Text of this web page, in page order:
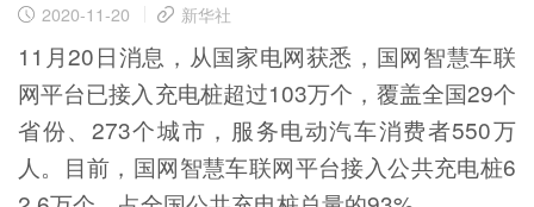
2020-11-20 新华社
11月20日消息，从国家电网获悉，国网智慧车联
网平台已接入充电桩超过103万个，覆盖全国29个
省份、273个城市，服务电动汽车消费者550万
人。目前，国网智慧车联网平台接入公共充电桩6